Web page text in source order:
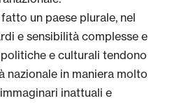
un paese plurale, nel
e sensibilità complesse e
e culturali tendono
nazionale in maniera molto
inattuali e